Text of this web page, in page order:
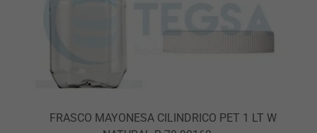
FRASCO MAYONESA CILINDRICO PET 1 LT W